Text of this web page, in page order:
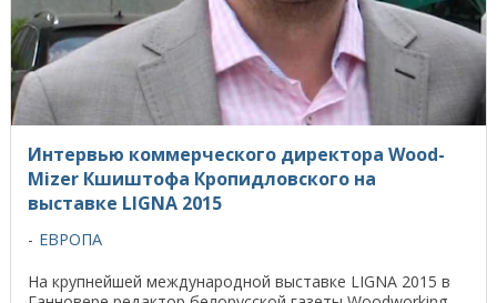
Интервью коммерческого директора Wood-
Mizer Кшиштофа Кропидловского на
выставке LIGNA 2015
ЕВРОПА
На крупнейшей международной выставке LIGNA 2015 в